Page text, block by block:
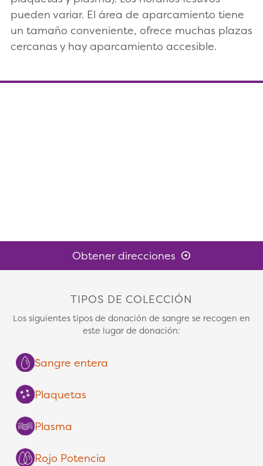
pueden variar. El área de aparcamiento tiene
un tamaño conveniente, ofrece muchas plazas
cercanas y hay aparcamiento accesible.
Obtener direcciones
TIPOS DE COLECCIÓN
Los siguientes tipos de donación de sangre se recogen en
este lugar de donación:
Sangre entera
Plaquetas
Plasma
Rojo Potencia